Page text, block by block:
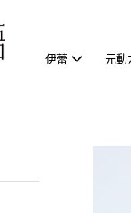
伊蕾 元動